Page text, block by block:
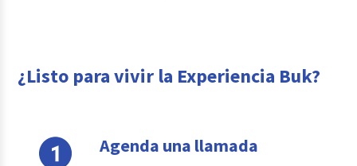
Consultoría
¿Listo para vivir la Experiencia Buk?
Agenda una llamada